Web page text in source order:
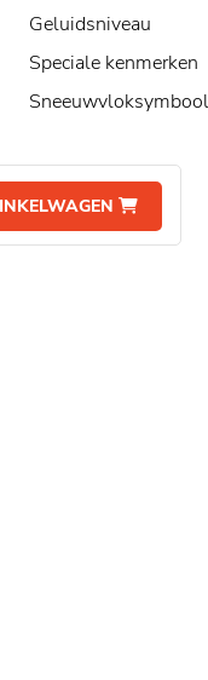
Geluidsniveau
Speciale kenmerken
Sneeuwvloksymbool